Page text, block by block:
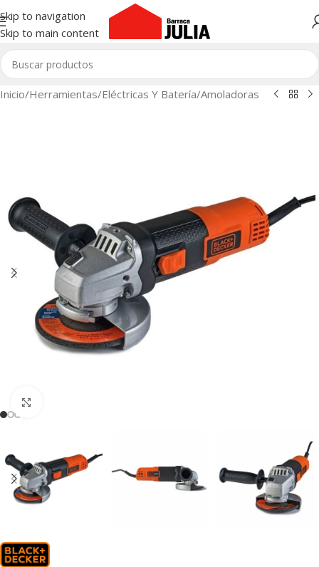
Skip to navigation
Skip to main content
Inicio/Herramientas/Eléctricas Y Batería/Amoladoras